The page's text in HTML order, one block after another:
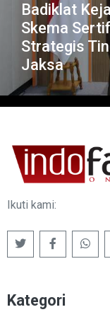
Badiklat
Skema
Strategis
Jaksa
Ikuti kami:
Kategori